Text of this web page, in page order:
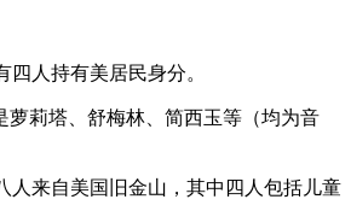
人持有美居民身分。
萝莉塔、舒梅林、简西玉等（均为音
人来自美国旧金山，其中四人包括儿童